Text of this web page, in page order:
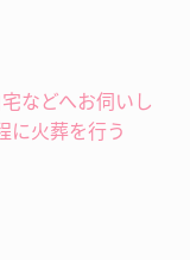
などへお伺いし
に火葬を行う